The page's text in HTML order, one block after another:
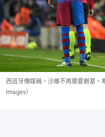
西班牙傳媒稱，沙維不再需要碧基
Images）